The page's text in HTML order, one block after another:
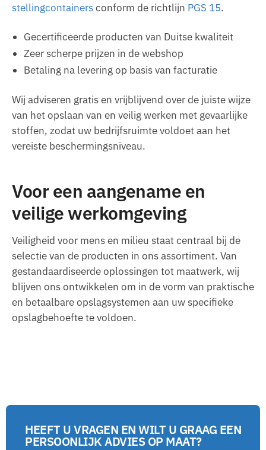
stellingcontainersconform de richtlijn PGS 15.
Gecertificeerde producten van Duitse kwaliteit
Zeer scherpe prijzen in de webshop
Betaling na levering op basis van facturatie
Wij adviseren gratis en vrijblijvend over de juiste wijze
van het opslaan van en veilig werken met gevaarlijke
stoffen, zodat uw bedrijfsruimte voldoet aan het
vereiste beschermingsniveau.
Voor een aangename en
veilige werkomgeving
Veiligheid voor mens en milieu staat centraal bij de
selectie van de producten in ons assortiment. Van
gestandaardiseerde oplossingen tot maatwerk, wij
blijven ons ontwikkelen om in de vorm van praktische
en betaalbare opslagsystemen aan uw specifieke
opslagbehoefte te voldoen.
HEEFT U VRAGEN EN WILT U GRAAG EEN
PERSOONLIJK ADVIES OP MAAT?